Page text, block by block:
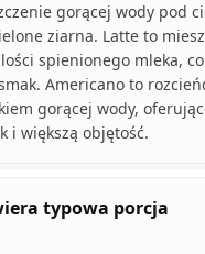
gorącej wody pod
ziarna. Latte to
spienionego mleka,
Americano to
gorącej wody,
i większą objętość.
typowa porcja